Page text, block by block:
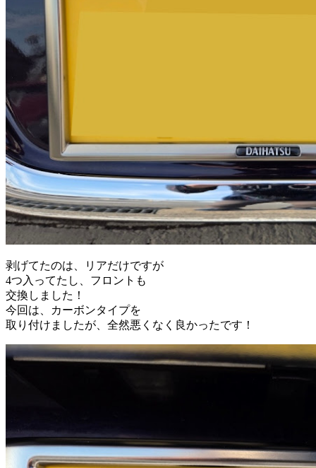
剥げてたのは、リアだけですが
4つ入ってたし、フロントも
交換しました！
今回は、カーボンタイプを
取り付けましたが、全然悪くなく良かったです！